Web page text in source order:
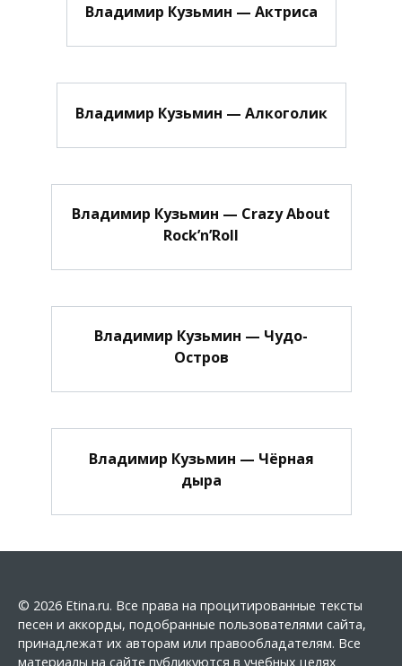
Владимир Кузьмин — Актриса
Владимир Кузьмин — Алкоголик
Владимир Кузьмин — Crazy About
Rock’n’Roll
Владимир Кузьмин — Чудо-
Остров
Владимир Кузьмин — Чёрная
дыра
© 2026 Etina.ru. Все права на процитированные тексты
песен и аккорды, подобранные пользователями сайта,
принадлежат их авторам или правообладателям. Все
материалы на сайте публикуются в учебных целях